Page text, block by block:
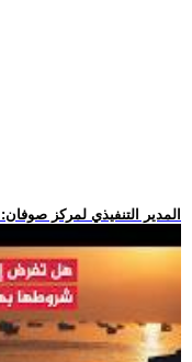
.. المدير التنفيذي لمركز